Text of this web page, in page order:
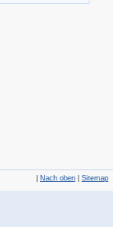
Nach oben Sitemap